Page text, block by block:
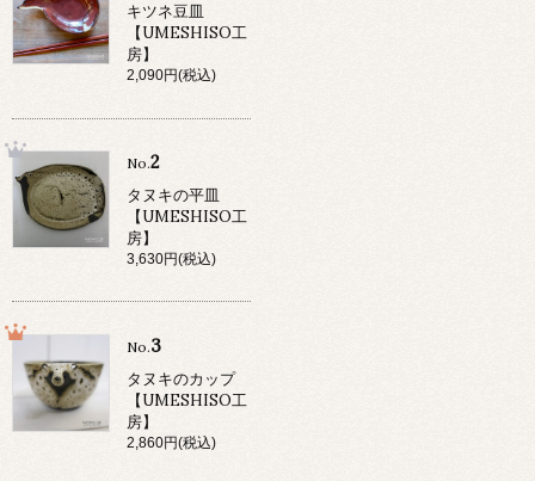
キツネ豆皿
【UMESHISO工
房】
2,090円(税込)
No.2
タヌキの平皿
【UMESHISO工
房】
3,630円(税込)
No.3
タヌキのカップ
【UMESHISO工
房】
2,860円(税込)